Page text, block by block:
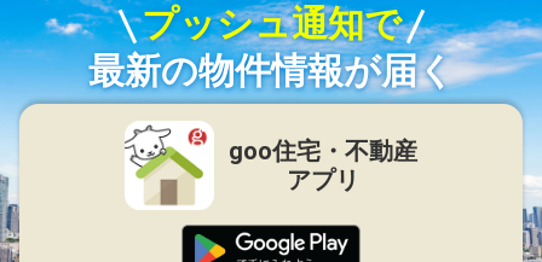
プッシュ通知で
最新の物件情報が届く
goo住宅・不動産
アプリ